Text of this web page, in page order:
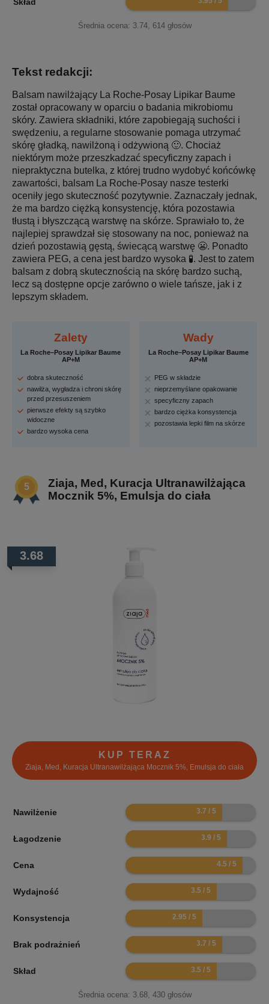
Średnia ocena: 3.74, 614głosów
Tekst redakcji:
Balsam nawilżający La Roche-Posay Lipikar Baume
został opracowany w oparciu o badania mikrobiomu
skóry. Zawiera składniki, które zapobiegają suchości i
swędzeniu, a regularne stosowanie pomaga utrzymać
skórę gładką, nawilżoną i odżywioną 🙂. Chociaż
niektórym może przeszkadzać specyficzny zapach i
niepraktyczna butelka, z której trudno wydobyć końcówkę
zawartości, balsam La Roche-Posay nasze testerki
oceniły jego skuteczność pozytywnie. Zaznaczały jednak,
że ma bardzo ciężką konsystencję, która pozostawia
tłustą i błyszczącą warstwę na skórze. Sprawiało to, że
najlepiej sprawdzał się stosowany na noc, ponieważ na
dzień pozostawią gęstą, świecącą warstwę 😬. Ponadto
zawiera PEG, a cena jest bardzo wysoka 🧪. Jest to zatem
balsam z dobrą skutecznością na skórę bardzo suchą,
lecz są dostępne opcje zarówno o wiele tańsze, jak i z
lepszym składem.
Zalety
La Roche–Posay Lipikar Baume
AP+M
dobra skuteczność
nawilża, wygładza i chroni skórę
przed przesuszeniem
pierwsze efekty są szybko
widoczne
bardzo wysoka cena
Wady
La Roche–Posay Lipikar Baume
AP+M
PEG w składzie
nieprzemyślane opakowanie
specyficzny zapach
bardzo ciężka konsystencja
pozostawia lepki film na skórze
Ziaja, Med, Kuracja Ultranawilżająca
Mocznik 5%, Emulsja do ciała
3.68
KUP TERAZ
Ziaja, Med, Kuracja Ultranawilżająca Mocznik 5%, Emulsja do ciała
Nawilżenie 7.4
Łagodzenie 7.8
Cena 9
Wydajność 7
Konsystencja 5.9
Brak podrażnień 7.4
Skład 7
Średnia ocena: 3.68, 430głosów